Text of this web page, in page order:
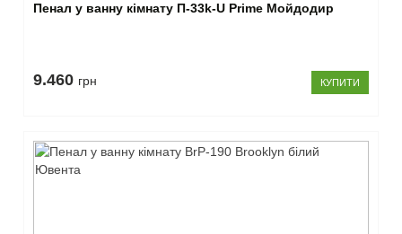
Пенал у ванну кімнату П-33k-U Prime Мойдодир
9.460 грн КУПИТИ